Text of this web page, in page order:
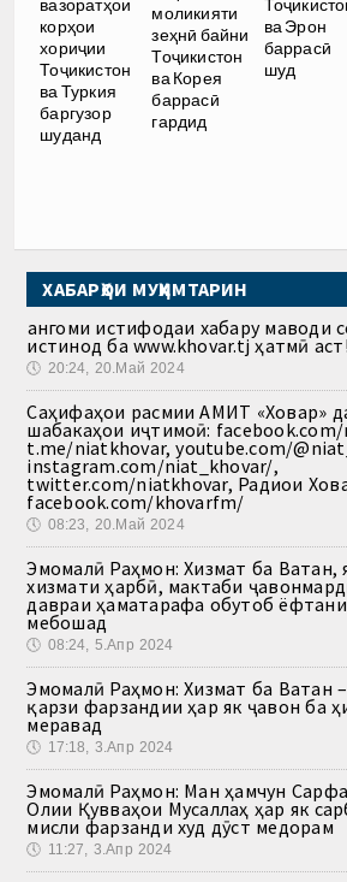
вазоратҳои
корҳои
хориҷии
Тоҷикистон
ва Туркия
баргузор
шуданд
моликияти
зеҳнӣ байни
Тоҷикистон
ва Корея
баррасӣ
гардид
ва Эрон
баррасӣ
шуд
ХАБАРҲОИ МУҲИМТАРИН
Ҳангоми истифодаи хабару маводи
истинод ба www.khovar.tj ҳатмӣ аст!
🕔 20:24, 20.Май 2024
Саҳифаҳои расмии АМИТ «Ховар»
шабакаҳои иҷтимоӣ:
t.me/niatkhovar, youtube.com/
instagram.com/niat_khovar/,
twitter.com/niatkhovar, Радиои
facebook.com/khovarfm/
🕔 08:23, 20.Май 2024
Эмомалӣ Раҳмон: Хизмат ба Ватан,
хизмати ҳарбӣ, мактаби
давраи ҳаматарафа обутоб
мебошад
🕔 08:24, 5.Апр 2024
Эмомалӣ Раҳмон: Хизмат ба Ватан
қарзи фарзандии ҳар як ҷавон ба
меравад
🕔 17:18, 3.Апр 2024
Эмомалӣ Раҳмон: Ман ҳамчун
Олии Қувваҳои Мусаллаҳ ҳар як
мисли фарзанди худ дӯст медорам
🕔 11:27, 3.Апр 2024